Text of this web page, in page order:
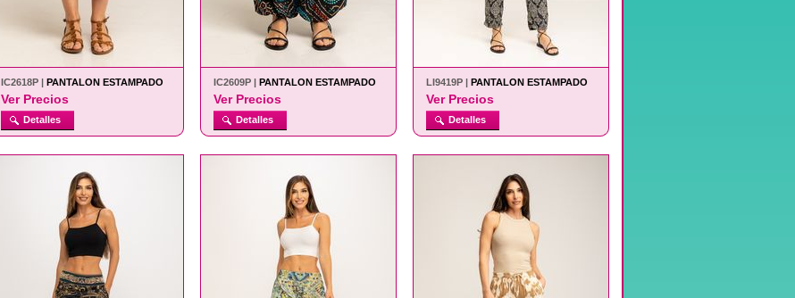
IC2618P | PANTALON ESTAMPADO
Ver Precios
Detalles
IC2609P | PANTALON ESTAMPADO
Ver Precios
Detalles
LI9419P | PANTALON ESTAMPADO
Ver Precios
Detalles